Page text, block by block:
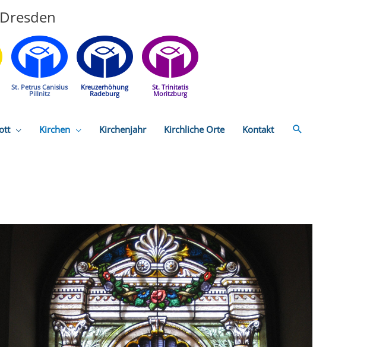
St. Petrus Canisius
Pillnitz
Kreuzerhöhung
Radeburg
St. Trinitatis
Moritzburg
Kirchen Kirchenjahr Kirchliche Orte Kontakt Suchen